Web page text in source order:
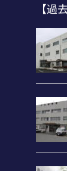
【過